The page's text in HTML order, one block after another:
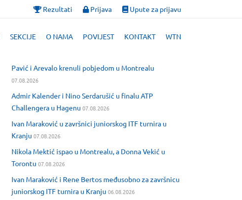
Rezultati Prijava Upute za prijavu
SEKCIJE O NAMA POVIJEST KONTAKT WTN
Pavić i Arevalo krenuli pobjedom u Montrealu
07.08.2026
Admir Kalender i Nino Serdarušić u finalu ATP
Challengera u Hagenu 07.08.2026
Ivan Maraković u završnici juniorskog ITF turnira u
Kranju 07.08.2026
Nikola Mektić ispao u Montrealu, a Donna Vekić u
Torontu 07.08.2026
Ivan Maraković i Rene Bertos međusobno za završnicu
juniorskog ITF turnira u Kranju 06.08.2026